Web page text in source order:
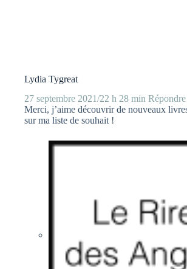
Lydia Tygreat
27 septembre 2021/22 h 28 min Répondre
Merci, j’aime découvrir de nouveaux
sur ma liste de souhait !